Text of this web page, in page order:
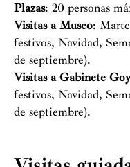
Plazas: 20 personas
Visitas a Museo:
festivos, Navidad,
de septiembre).
Visitas a Gabinete
festivos, Navidad,
de septiembre).